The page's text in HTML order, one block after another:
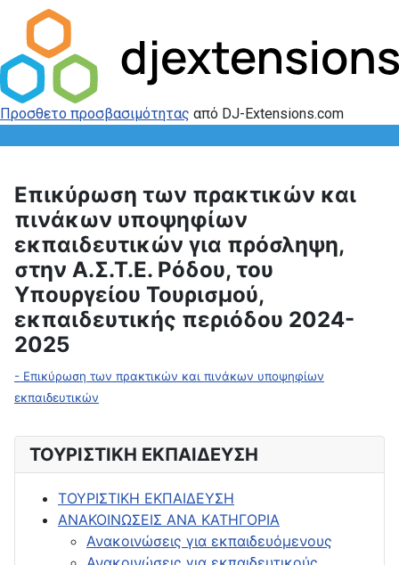
Προσθετο προσβασιμότητας από DJ-Extensions.com
ΤΟΥΡΙΣΤΙΚΗ ΕΚΠΑΙΔΕΥΣΗ
ΤΟΥΡΙΣΤΙΚΗ ΕΚΠΑΙΔΕΥΣΗ
ΑΝΑΚΟΙΝΩΣΕΙΣ ΑΝΑ ΚΑΤΗΓΟΡΙΑ
Ανακοινώσεις για εκπαιδευόμενους
Επικύρωση των πρακτικών και
πινάκων υποψηφίων
εκπαιδευτικών για πρόσληψη,
στην Α.Σ.Τ.Ε. Ρόδου, του
Υπουργείου Τουρισμού,
εκπαιδευτικής περιόδου 2024-
2025
- Επικύρωση των πρακτικών και πινάκων υποψηφίων
εκπαιδευτικών